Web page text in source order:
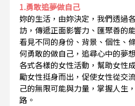
1.勇敢追夢做自己
妳的生活，由妳決定，我們透過
訪，傳遞正面影響力、匯聚善的
看見不同的身份、背景、個性、
何勇敢的做自己，追尋心中的夢
各式各樣的女性活動，幫助女性
勵女性挺身而出，促使女性從交
己的無限可能與力量，掌握人生
路。